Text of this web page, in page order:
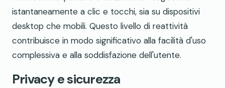
istantaneamente a clic e tocchi, sia su dispositivi
desktop che mobili. Questo livello di reattività
contribuisce in modo significativo alla facilità d'uso
complessiva e alla soddisfazione dell'utente.
Privacy e sicurezza